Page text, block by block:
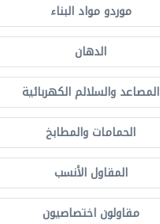
موردو مواد البناء
الدهان
المصاعد والسلالم الكهربائية
الحمامات والمطابخ
المقاول الأنسب
مقاولون اختصاصيون